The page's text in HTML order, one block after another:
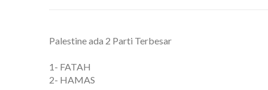
Palestine ada 2 Parti Terbesar
1- FATAH
2- HAMAS